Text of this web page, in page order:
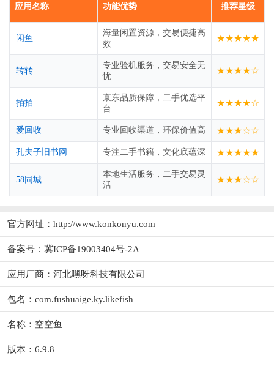
应用名称 功能优势 推荐星级
闲鱼
海量闲置资源，交易便捷高
效
★★★★★
转转
专业验机服务，交易安全无
忧
★★★★☆
拍拍
京东品质保障，二手优选平
台
★★★★☆
爱回收 专业回收渠道，环保价值高 ★★★☆☆
孔夫子旧书网 专注二手书籍，文化底蕴深 ★★★★★
58同城
本地生活服务，二手交易灵
活
★★★☆☆
官方网址： http://www.konkonyu.com
备案号：冀ICP备19003404号-2A
应用厂商： 河北嘿呀科技有限公司
包名：com.fushuaige.ky.likefish
名称：空空鱼
版本：6.9.8